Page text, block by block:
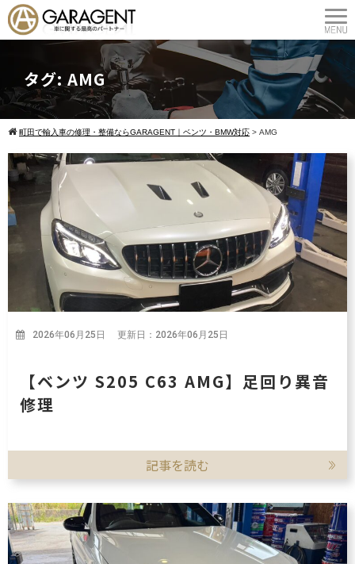
タグ: AMG
町田で輸入車の修理・整備ならGARAGENT｜ベンツ・BMW対応 > AMG
2026年06月25日 更新日：2026年06月25日
【ベンツ S205 C63 AMG】足回り異音
修理
記事を読む